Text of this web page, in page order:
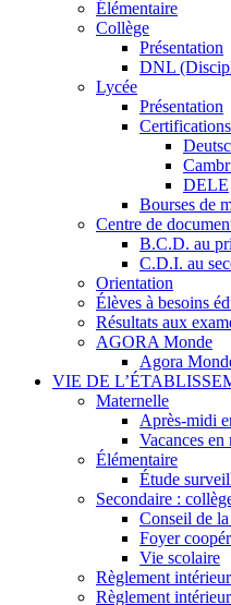
Élémentaire
Collège
Présentation
DNL
Lycée
Présentation
DELE
Bourses de
Centre de
B.C.D. au
C.D.I. au
Orientation
Élèves à besoins
Résultats aux
AGORA Monde
Agora
VIE DE
Maternelle
Après-midi
Vacances en
Élémentaire
Étude
Secondaire :
Conseil de
Foyer
Vie scolaire
Règlement
Règlement